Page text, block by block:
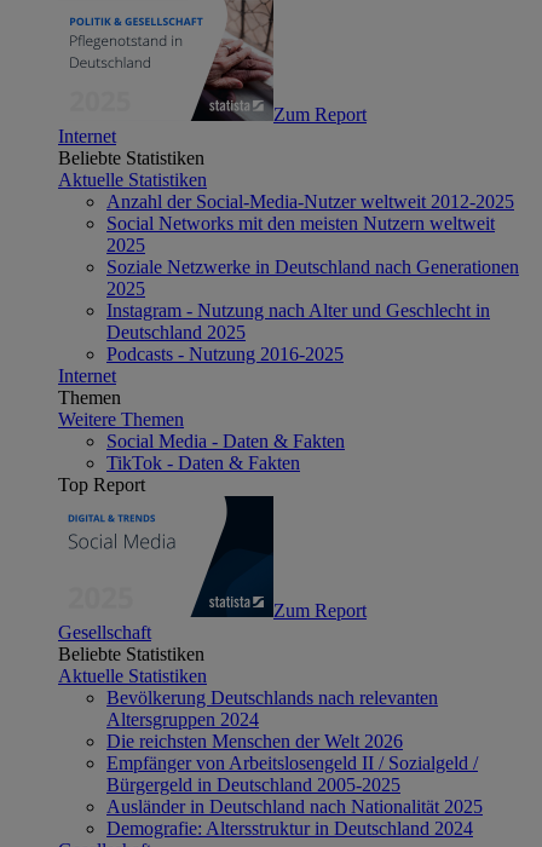
Zum Report
Internet
Beliebte Statistiken
Aktuelle Statistiken
Anzahl der Social-Media-Nutzer weltweit 2012-2025
Social Networks mit den meisten Nutzern weltweit
2025
Soziale Netzwerke in Deutschland nach Generationen
2025
Instagram - Nutzung nach Alter und Geschlecht in
Deutschland 2025
Podcasts - Nutzung 2016-2025
Internet
Themen
Weitere Themen
Social Media - Daten & Fakten
TikTok - Daten & Fakten
Top Report
Zum Report
Gesellschaft
Beliebte Statistiken
Aktuelle Statistiken
Bevölkerung Deutschlands nach relevanten
Altersgruppen 2024
Die reichsten Menschen der Welt 2026
Empfänger von Arbeitslosengeld II / Sozialgeld /
Bürgergeld in Deutschland 2005-2025
Ausländer in Deutschland nach Nationalität 2025
Demografie: Altersstruktur in Deutschland 2024